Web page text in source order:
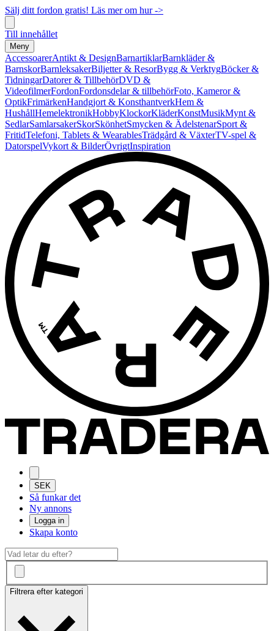
Sälj ditt fordon gratis! Läs mer om hur ->
Till innehållet
Meny
AccessoarerAntikt & DesignBarnartiklarBarnkläder &
BarnskorBarnleksakerBiljetter & ResorBygg & VerktygBöcker &
TidningarDatorer & TillbehörDVD &
VideofilmerFordonFordonsdelar & tillbehörFoto, Kameror &
OptikFrimärkenHandgjort & KonsthantverkHem &
HushållHemelektronikHobbyKlockorKläderKonstMusikMynt &
SedlarSamlarsakerSkorSkönhetSmycken & ÄdelstenarSport &
FritidTelefoni, Tablets & WearablesTrädgård & VäxterTV-spel &
DatorspelVykort & BilderÖvrigtInspiration
SEK
Så funkar det
Ny annons
Logga in
Skapa konto
Filtrera efter kategori